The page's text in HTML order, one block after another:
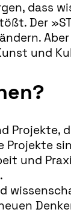
dass
Der
und
Projekte,
und